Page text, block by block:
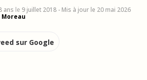
ans le 9 juillet 2018 - Mis à jour le 20 mai 2026
sur Google